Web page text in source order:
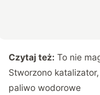
Czytaj też: To nie
Stworzono
paliwo wodorowe